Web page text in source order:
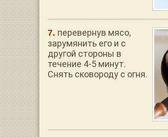
перевернув мясо,
зарумянить его и с
другой стороны в
течение 4-5 минут.
Снять сковороду с огня.